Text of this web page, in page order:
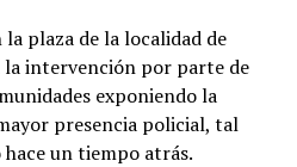
plaza de la localidad de
la intervención por parte de
exponiendo la
presencia policial, tal
un tiempo atrás.